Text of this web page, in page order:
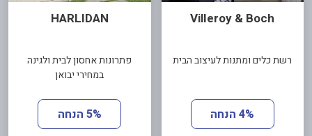
VilIeroy & Boch
רשת כלים ומתנות לעיצוב הבית
4% הנחה
HARLIDAN
פתרונות אחסון לבית ולגינה
במחירי יבואן
5% הנחה